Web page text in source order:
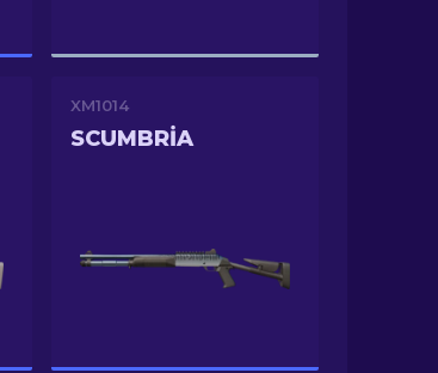
XM1014
SCUMBRIA